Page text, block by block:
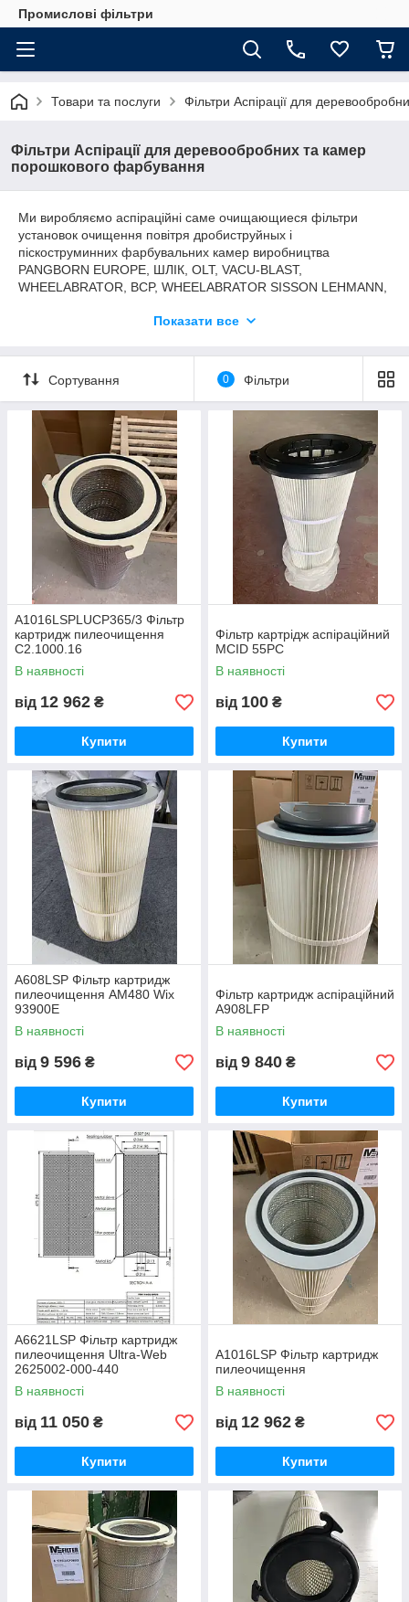
Промислові фільтри
Товари та послуги Фільтри Аспірації для
Фільтри Аспірації для деревообробних та камер
порошкового фарбування
Ми виробляємо аспіраційні саме очищающиеся фільтри
установок очищення повітря дробиструйных і
піскоструминних фарбувальних камер виробництва
PANGBORN EUROPE, ШЛІК, OLT, VACU-BLAST,
WHEELABRATOR, BCP, WHEELABRATOR SISSON LEHMANN,
систем аспірації обладнання і вентиляторів для
Показати все
Сортування 0 Фільтри
A1016LSPLUCP365/3 Фільтр
картридж пилеочищення
C2.1000.16
В наявності
від 12 962 ₴
Купити
Фільтр картрідж аспіраційний
MCID 55PC
В наявності
від 100 ₴
Купити
A608LSP Фільтр картридж
пилеочищення AM480 Wix
93900E
В наявності
від 9 596 ₴
Купити
Фільтр картридж аспіраційний
A908LFP
В наявності
від 9 840 ₴
Купити
A6621LSP Фільтр картридж
пилеочищення Ultra-Web
2625002-000-440
В наявності
від 11 050 ₴
Купити
A1016LSP Фільтр картридж
пилеочищення
В наявності
від 12 962 ₴
Купити